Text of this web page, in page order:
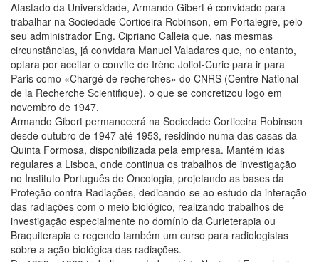
Afastado da Universidade, Armando Gibert é convidado para
trabalhar na Sociedade Corticeira Robinson, em Portalegre, pelo
seu administrador Eng. Cipriano Calleia que, nas mesmas
circunstâncias, já convidara Manuel Valadares que, no entanto,
optara por aceitar o convite de Irène Joliot-Curie para ir para
Paris como «Chargé de recherches» do CNRS (Centre National
de la Recherche Scientifique), o que se concretizou logo em
novembro de 1947.
Armando Gibert permanecerá na Sociedade Corticeira Robinson
desde outubro de 1947 até 1953, residindo numa das casas da
Quinta Formosa, disponibilizada pela empresa. Mantém idas
regulares a Lisboa, onde continua os trabalhos de investigação
no Instituto Português de Oncologia, projetando as bases da
Proteção contra Radiações, dedicando-se ao estudo da interação
das radiações com o meio biológico, realizando trabalhos de
investigação especialmente no domínio da Curieterapia ou
Braquiterapia e regendo também um curso para radiologistas
sobre a ação biológica das radiações.